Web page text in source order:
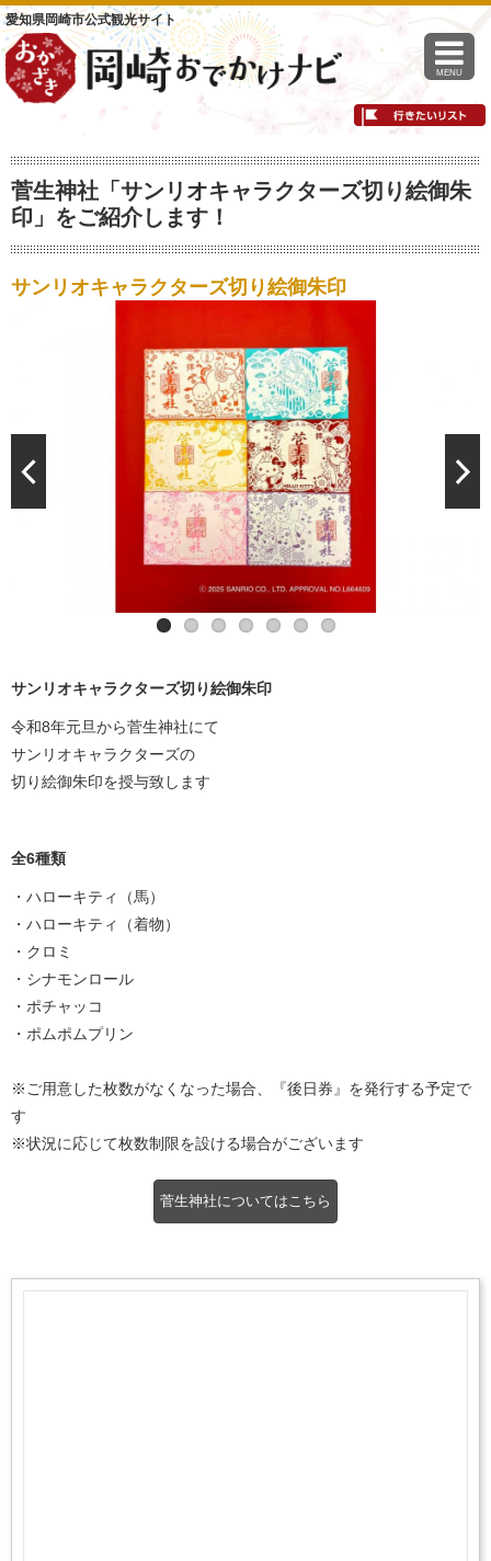
愛知県岡崎市公式観光サイト
MENU
菅生神社「サンリオキャラクターズ切り絵御朱
印」をご紹介します！
サンリオキャラクターズ切り絵御朱印
サンリオキャラクターズ切り絵御朱印
令和8年元旦から菅生神社にて
サンリオキャラクターズの
切り絵御朱印を授与致します
全6種類
・ハローキティ（馬）
・ハローキティ（着物）
・クロミ
・シナモンロール
・ポチャッコ
・ポムポムプリン
※ご用意した枚数がなくなった場合、『後日券』を発行する予定で
す
※状況に応じて枚数制限を設ける場合がございます
菅生神社についてはこちら